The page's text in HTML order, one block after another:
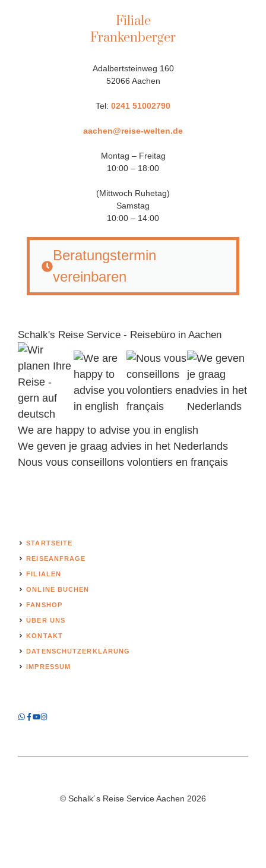
Filiale
Frankenberger
Adalbertsteinweg 160
52066 Aachen
Tel: 0241 51002790
aachen@reise-welten.de
Montag – Freitag
10:00 – 18:00
(Mittwoch Ruhetag)
Samstag
10:00 – 14:00
Beratungstermin
vereinbaren
Schalk's Reise Service - Reisebüro in Aachen
We are happy to advise you in english
We geven je graag advies in het Nederlands
Nous vous conseillons volontiers en français
STARTSEITE
REISEANFRAGE
FILIALEN
ONLINE BUCHEN
FANSHOP
ÜBER UNS
KONTAKT
DATENSCHUTZERKLÄRUNG
IMPRESSUM
© Schalk´s Reise Service Aachen 2026